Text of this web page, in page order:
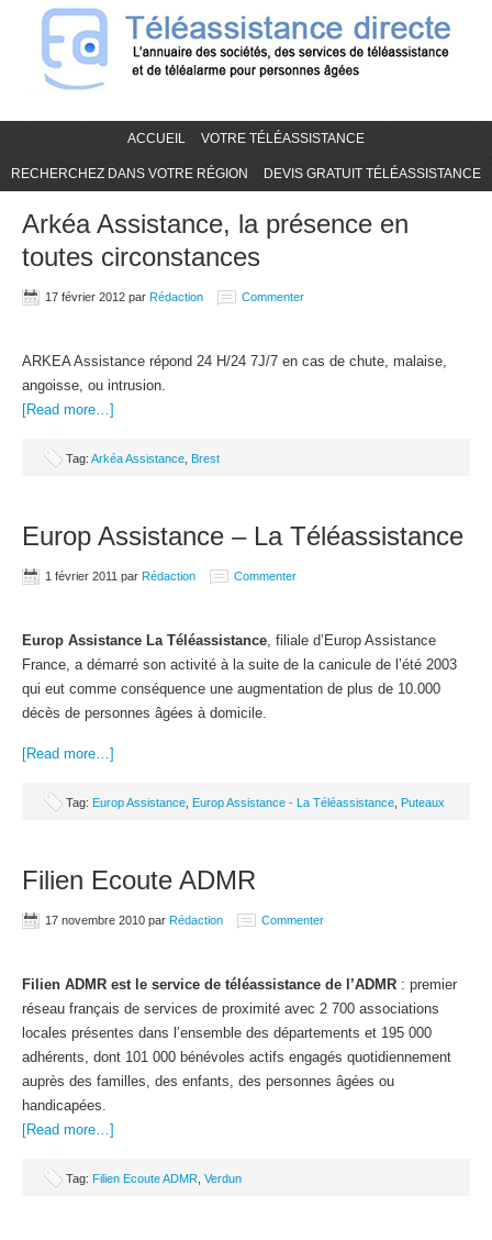
ACCUEIL VOTRE TÉLÉASSISTANCE
RECHERCHEZ DANS VOTRE RÉGION DEVIS GRATUIT TÉLÉASSISTANCE
Arkéa Assistance, la présence en
toutes circonstances
17 février 2012 par Rédaction Commenter
ARKEA Assistance répond 24 H/24 7J/7 en cas de chute, malaise,
angoisse, ou intrusion.
[Read more…]
Tag: Arkéa Assistance Brest
Europ Assistance – La Téléassistance
1 février 2011 par Rédaction Commenter
Europ Assistance La Téléassistance, filiale d’Europ Assistance
France, a démarré son activité à la suite de la canicule de l’été 2003
qui eut comme conséquence une augmentation de plus de 10.000
décès de personnes âgées à domicile.
[Read more…]
Tag: Europ Assistance Europ Assistance - La Téléassistance Puteaux
Filien Ecoute ADMR
17 novembre 2010 par Rédaction Commenter
Filien ADMR est le service de téléassistance de l’ADMR : premier
réseau français de services de proximité avec 2 700 associations
locales présentes dans l’ensemble des départements et 195 000
adhérents, dont 101 000 bénévoles actifs engagés quotidiennement
auprès des familles, des enfants, des personnes âgées ou
handicapées.
[Read more…]
Tag: Filien Ecoute ADMR Verdun